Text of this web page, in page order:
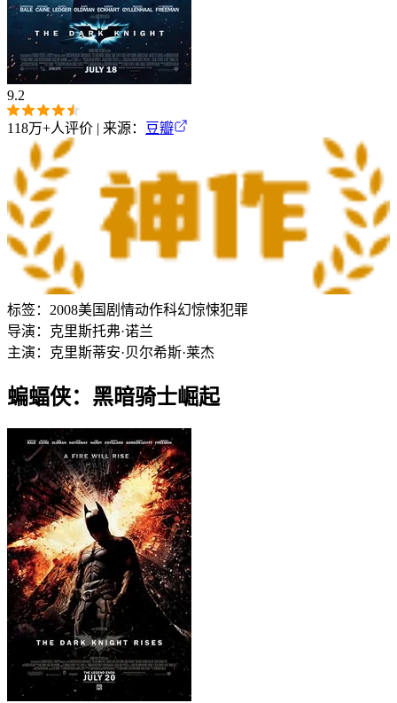
9.2
118万+人评价 | 来源： 豆瓣
标签： 2008美国 剧情动作科幻惊悚犯罪
导演： 克里斯托弗·诺兰
主演： 克里斯蒂安·贝尔希斯·莱杰
蝙蝠侠：黑暗骑士崛起